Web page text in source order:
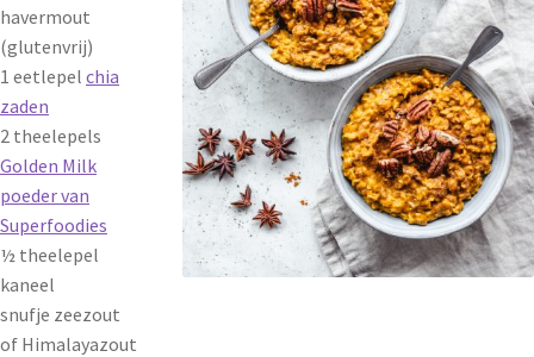
havermout
(glutenvrij)
1 eetlepel chia
zaden
2 theelepels
Golden Milk
poeder van
Superfoodies
½ theelepel
kaneel
snufje zeezout
of Himalayazout